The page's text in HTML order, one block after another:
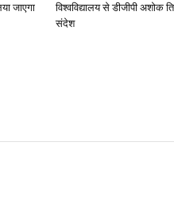
जाएगा
विश्वविद्यालय से डीजीपी अशोक
संदेश